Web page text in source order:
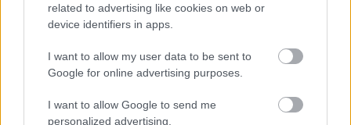
related to advertising like cookies on web or
device identifiers in apps.
I want to allow my user data to be sent to
Google for online advertising purposes.
I want to allow Google to send me
personalized advertising.
HÍREK 11 órája